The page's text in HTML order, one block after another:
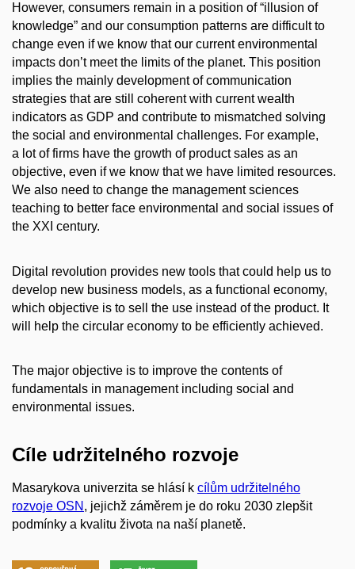
However, consumers remain in a position of “illusion of
knowledge” and our consumption patterns are difficult to
change even if we know that our current environmental
impacts don’t meet the limits of the planet. This position
implies the mainly development of communication
strategies that are still coherent with current wealth
indicators as GDP and contribute to mismatched solving
the social and environmental challenges. For example,
a lot of firms have the growth of product sales as an
objective, even if we know that we have limited resources.
We also need to change the management sciences
teaching to better face environmental and social issues of
the XXI century.
Digital revolution provides new tools that could help us to
develop new business models, as a functional economy,
which objective is to sell the use instead of the product. It
will help the circular economy to be efficiently achieved.
The major objective is to improve the contents of
fundamentals in management including social and
environmental issues.
Cíle udržitelného rozvoje
Masarykova univerzita se hlásí k cílům udržitelného
rozvoje OSN , jejichž záměrem je do roku 2030 zlepšit
podmínky a kvalitu života na naší planetě.